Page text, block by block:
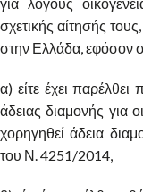
για λόγους
σχετικής αίτησής
στην Ελλάδα, εφόσον
α) είτε έχει
άδειας διαμονής για
χορηγηθεί άδεια
του Ν. 4251/2014,